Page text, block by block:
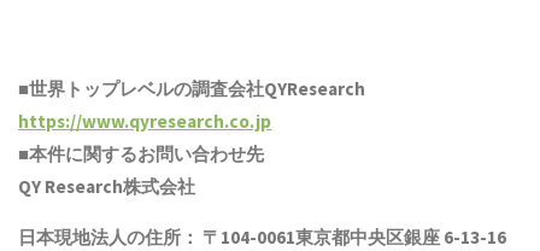
■世界トップレベルの調査会社QYResearch
https://www.qyresearch.co.jp
■本件に関するお問い合わせ先
QY Research株式会社
日本現地法人の住所： 〒104-0061東京都中央区銀座 6-13-16